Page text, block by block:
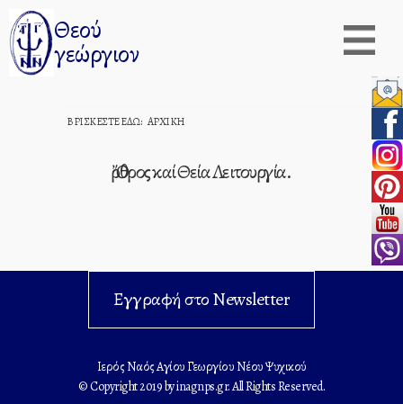
Θεού
γεώργιον
ΒΡΊΣΚΕΣΤΕ ΕΔΏ: ΑΡΧΙΚΉ
Ὄρθρος καί Θεία Λειτουργία.
Εγγραφή στο Newsletter
Ιερός Ναός Αγίου Γεωργίου Νέου Ψυχικού
© Copyright 2019 by inagnps.gr. All Rights Reserved.